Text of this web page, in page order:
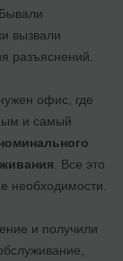
вызвали
разъяснений.
офис, где
и самый
. Все это
необходимости.
и получили